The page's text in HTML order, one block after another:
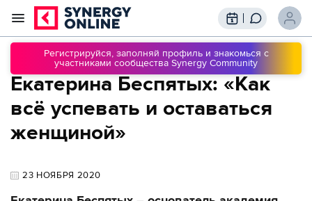
Регистрируйся, заполняй профиль и знакомься с
участниками сообщества Synergy Community
Трансляции
Вебинары
Обучение
Знания
Сообщество
Подписки
Екатерина Беспятых: «Как
всё успевать и оставаться
женщиной»
23 НОЯБРЯ 2020